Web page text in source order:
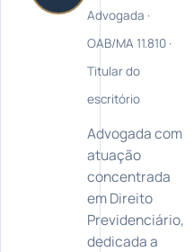
Advogada ·
OAB/MA 11.810 ·
Titular do
escritório
Advogada com
atuação
concentrada
em Direito
Previdenciário,
dedicada a